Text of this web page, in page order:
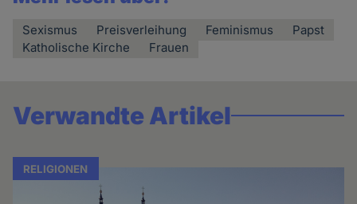
Sexismus Preisverleihung Feminismus
Papst
Katholische Kirche
Frauen
Verwandte Artikel
RELIGIONEN